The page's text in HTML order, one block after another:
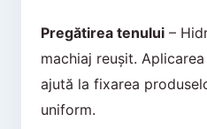
Pregătirea tenului–
machiaj reușit.
ajută la fixarea
uniform.